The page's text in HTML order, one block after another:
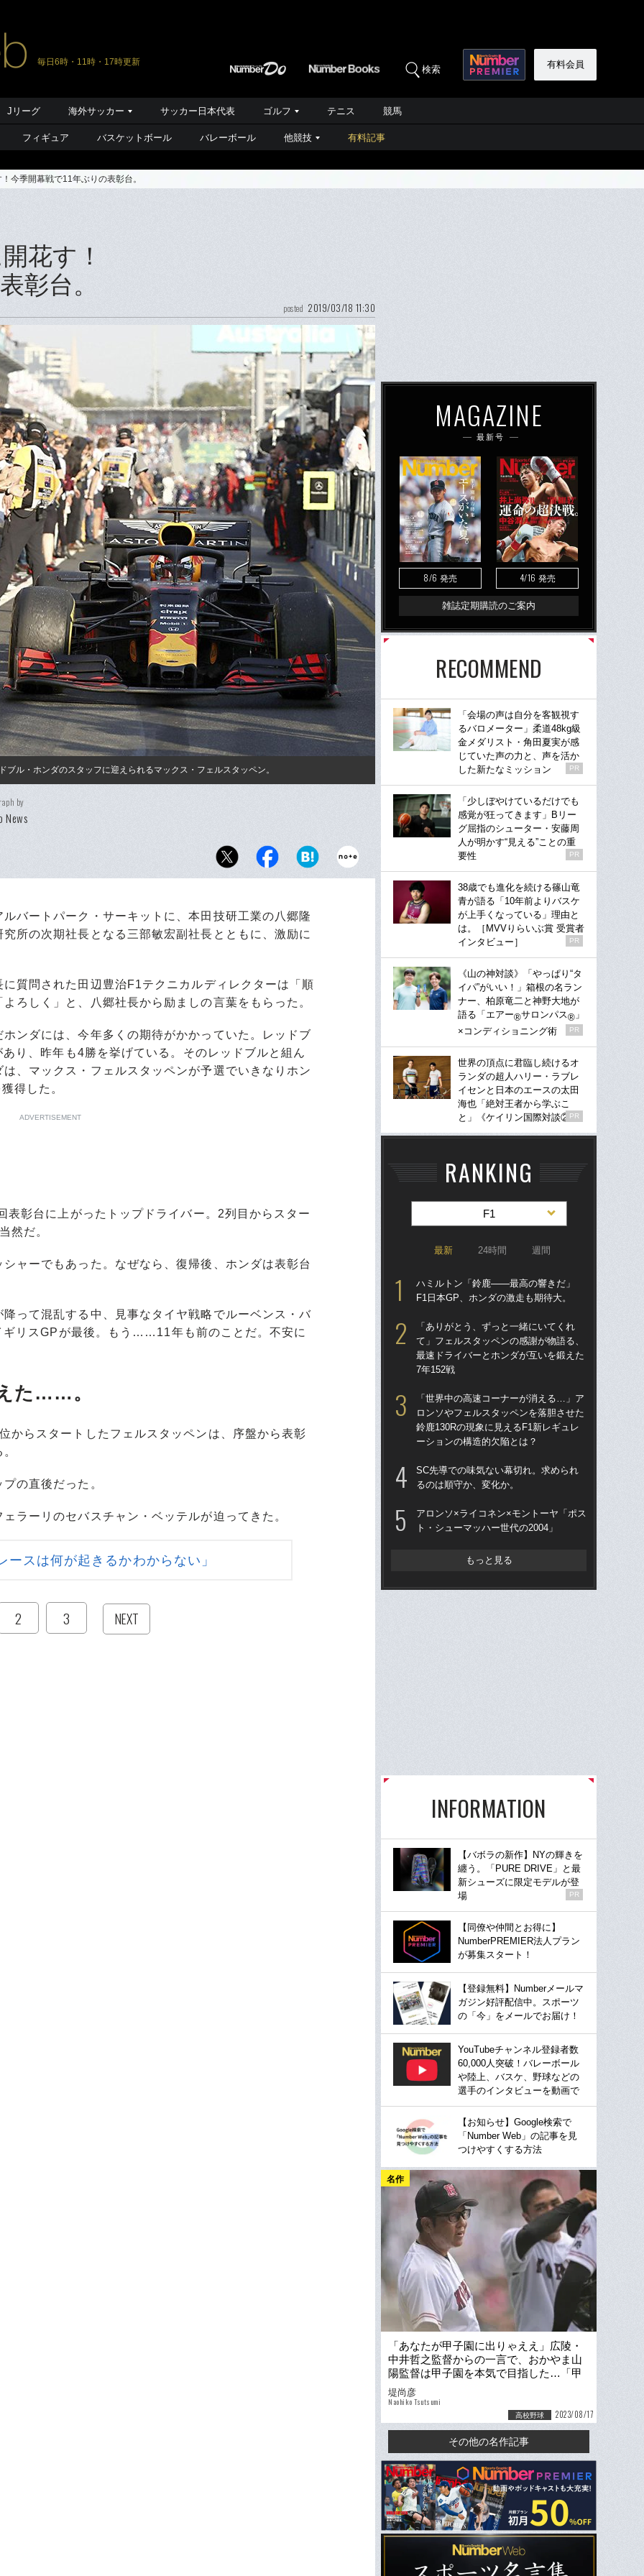
毎日6時・11時・17時更新
検索 有料会員
Jリーグ 海外サッカー サッカー日本代表 ゴルフ テニス 競馬
フィギュア バスケットボール バレーボール 他競技 有料記事
今季開幕戦で11年ぶりの表彰台。
花す！
彰台。
posted 2019/03/18 11:30
ル・ホンダのスタッフに迎えられるマックス・フェルスタッペン。
by
News
バートパーク・サーキットに、本田技研工業の八郷隆
所の次期社長となる三部敏宏副社長とともに、激励に
質問された田辺豊治F1テクニカルディレクターは「順
ろしく」と、八郷社長から励ましの言葉をもらった。
ンダには、今年多くの期待がかかっていた。レッドブ
り、昨年も4勝を挙げている。そのレッドブルと組ん
、マックス・フェルスタッペンが予選でいきなりホン
得した。
ADVERTISEMENT
彰台に上がったトップドライバー。2列目からスター
然だ。
ャーでもあった。なぜなら、復帰後、ホンダは表彰台
って混乱する中、見事なタイヤ戦略でルーベンス・バ
リスGPが最後。もう……11年も前のことだ。不安に
た……。
らスタートしたフェルスタッペンは、序盤から表彰
の直後だった。
ーリのセバスチャン・ベッテルが迫ってきた。
スは何が起きるかわからない」
2 3 NEXT
MAGAZINE
最新号
8/6 発売 4/16 発売
雑誌定期購読のご案内
RECOMMEND
「会場の声は自分を客観視す
るバロメーター」柔道48kg級
金メダリスト・角田夏実が感
じていた声の力と、声を活か
した新たなミッション
PR
「少しぼやけているだけでも
感覚が狂ってきます」Bリー
グ屈指のシューター・安藤周
人が明かす“見える”ことの重
要性
PR
38歳でも進化を続ける篠山竜
青が語る「10年前よりバスケ
が上手くなっている」理由と
は。［MVVりらいぶ賞 受賞者
インタビュー］
PR
《山の神対談》「やっぱり“タ
イパ”がいい！」箱根の名ラン
ナー、柏原竜二と神野大地が
語る「エアー®サロンパス® 」
×コンディショニング術
PR
世界の頂点に君臨し続けるオ
ランダの超人ハリー・ラブレ
イセンと日本のエースの太田
海也「絶対王者から学ぶこ
と」《ケイリン国際対談②》
PR
RANKING
F1
最新 24時間 週間
ハミルトン「鈴鹿――最高の響きだ」
F1日本GP、ホンダの激走も期待大。
「ありがとう、ずっと一緒にいてくれ
て」フェルスタッペンの感謝が物語る、
最速ドライバーとホンダが互いを鍛えた
7年152戦
「世界中の高速コーナーが消える…」ア
ロンソやフェルスタッペンを落胆させた
鈴鹿130Rの現象に見えるF1新レギュレ
ーションの構造的欠陥とは？
SC先導での味気ない幕切れ。求められ
るのは順守か、変化か。
アロンソ×ライコネン×モントーヤ「ポス
ト・シューマッハー世代の2004」
もっと見る
INFORMATION
【バボラの新作】NYの輝きを
纏う。「PURE DRIVE」と最
新シューズに限定モデルが登
場
PR
【同僚や仲間とお得に】
NumberPREMIER法人プラン
が募集スタート！
【登録無料】Numberメールマ
ガジン好評配信中。スポーツ
の「今」をメールでお届け！
YouTubeチャンネル登録者数
60,000人突破！バレーボール
や陸上、バスケ、野球などの
選手のインタビューを動画で
【お知らせ】Google検索で
「Number Web」の記事を見
つけやすくする方法
名作
「あなたが甲子園に出りゃええ」広陵・
中井哲之監督からの一言で、おかやま山
陽監督は甲子園を本気で目指した…「甲
子園は世界に野球を広めるための手段」
堤尚彦
Naohiko Tsutsumi
高校野球 2023/08/17
その他の名作記事